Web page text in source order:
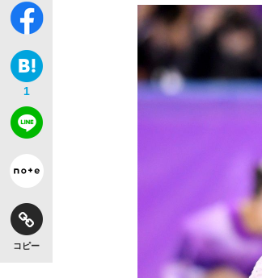
【独自】昭和の大女優
キングの誕生を、目撃
1
コピー